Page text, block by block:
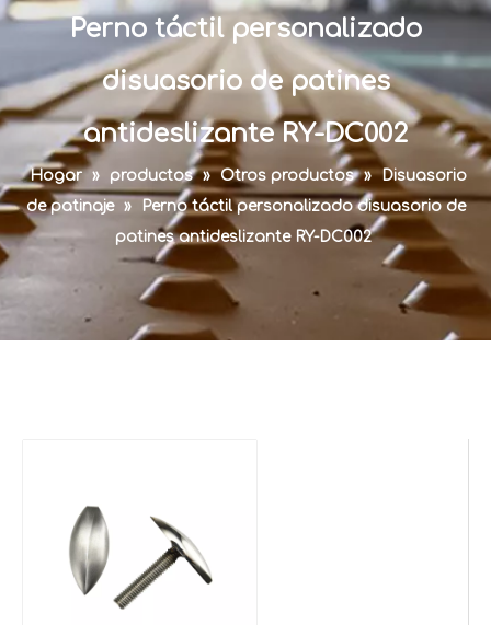
Perno táctil personalizado
disuasorio de patines
antideslizante RY-DC002
Hogar » productos » Otros productos » Disuasorio
de patinaje
»
Perno táctil personalizado disuasorio de
patines antideslizante RY-DC002